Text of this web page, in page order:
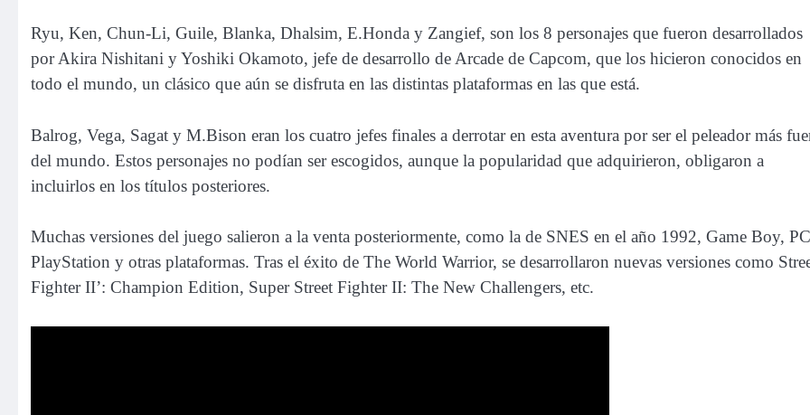
Ryu, Ken, Chun-Li, Guile, Blanka, Dhalsim, E.Honda y Zangief, son los 8 personajes que fueron desarrollados
por Akira Nishitani y Yoshiki Okamoto, jefe de desarrollo de Arcade de Capcom, que los hicieron conocidos en
todo el mundo, un clásico que aún se disfruta en las distintas plataformas en las que está.
Balrog, Vega, Sagat y M.Bison eran los cuatro jefes finales a derrotar en esta aventura por ser el peleador más
del mundo. Estos personajes no podían ser escogidos, aunque la popularidad que adquirieron, obligaron a
incluirlos en los títulos posteriores.
Muchas versiones del juego salieron a la venta posteriormente, como la de SNES en el año 1992, Game Boy,
PlayStation y otras plataformas. Tras el éxito de The World Warrior, se desarrollaron nuevas versiones como
Fighter II’: Champion Edition, Super Street Fighter II: The New Challengers, etc.